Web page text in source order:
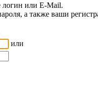
логин или E-Mail.
а также ваши
или